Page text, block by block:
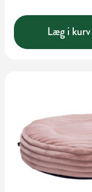
Læg i kurv